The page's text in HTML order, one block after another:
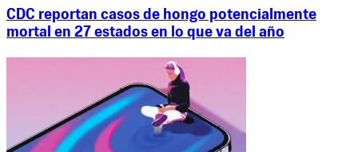
CDC reportan casos de hongo potencialmente
mortal en 27 estados en lo que va del año